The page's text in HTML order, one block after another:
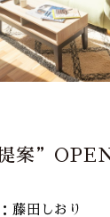
案
藤田しおり